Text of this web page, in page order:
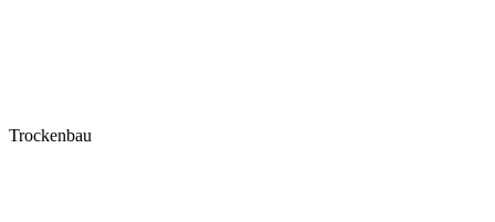
Trockenbau